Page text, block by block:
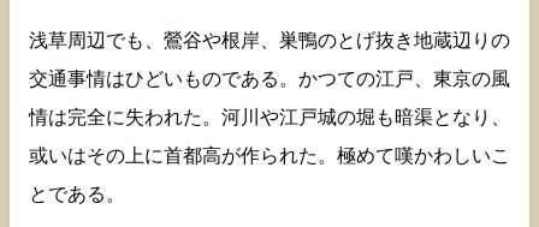
浅草周辺でも、鶯谷や根岸、巣鴨のとげ抜き地蔵辺りの
交通事情はひどいものである。かつての江戸、東京の風
情は完全に失われた。河川や江戸城の堀も暗渠となり、
或いはその上に首都高が作られた。極めて嘆かわしいこ
とである。